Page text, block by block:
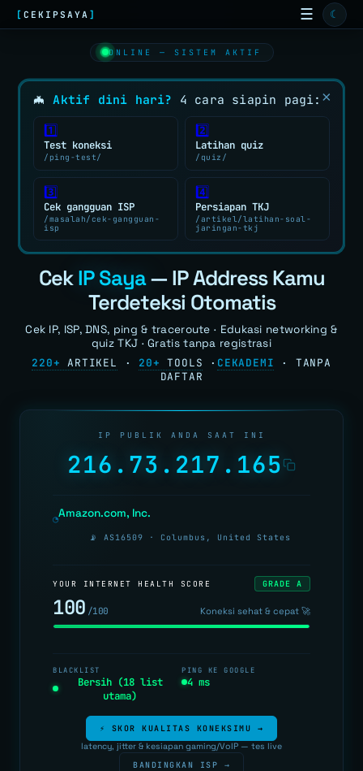
[ CEKIPSAYA ]
TOOLS ONLINE
ARTIKEL 99+
WALLPAPER
QUIZ
ISP
TOOLS JARINGAN :
DNS TOOLS
DNS PROPAGATION
NETWORK TOOLS
☰ ☾
1
0
0
1
1
0
0
1
1
0
1
0
0
1
1
0
0
0
0
0
0
1
0
1
1
1
1
0
ONLINE — SISTEM AKTIF
×
🦇Aktif dini hari? 4 cara siapin pagi:
1️⃣
Test koneksi
/ping-test/
2️⃣
Latihan quiz
/quiz/
3️⃣
Cek gangguan ISP
/masalah/cek-gangguan-
isp
4️⃣
Persiapan TKJ
/artikel/latihan-soal-
jaringan-tkj
CekIP Saya— IP Address Kamu
Terdeteksi Otomatis
Cek IP, ISP, DNS, ping & traceroute · Edukasi networking &
quiz TKJ · Gratis tanpa registrasi
220+ ARTIKEL · 20+ TOOLS · CEKADEMI · TANPA
DAFTAR
IP PUBLIK ANDA SAAT INI
216.73.217.165
◔Amazon.com, Inc.
📡 AS16509 · Columbus, United States
YOUR INTERNET HEALTH SCORE GRADE A
100 /100 Koneksi sehat & cepat 🚀
BLACKLIST
Bersih (18 list
utama)
PING KE GOOGLE
4 ms
⚡ SKOR KUALITAS KONEKSIMU →
latency, jitter & kesiapan gaming/VoIP — tes live
BANDINGKAN ISP →